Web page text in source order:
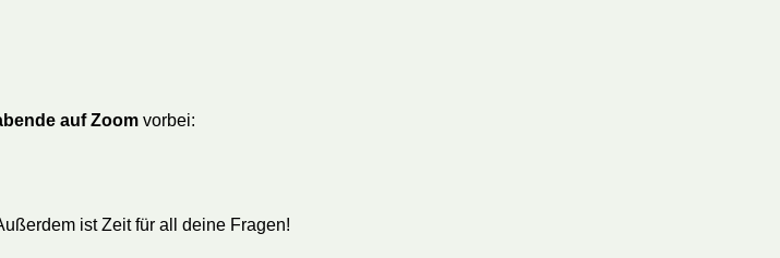
auf Zoom vorbei:
ist Zeit für all deine Fragen!